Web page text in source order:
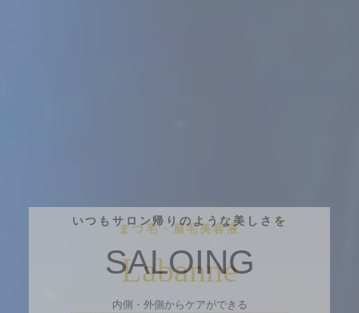
いつもサロン帰りのような美しさを
SALOING
内側・外側からケアができる